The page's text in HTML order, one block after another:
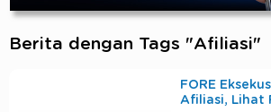
Berita dengan Tags "Afiliasi"
FORE
Afiliasi, Lihat